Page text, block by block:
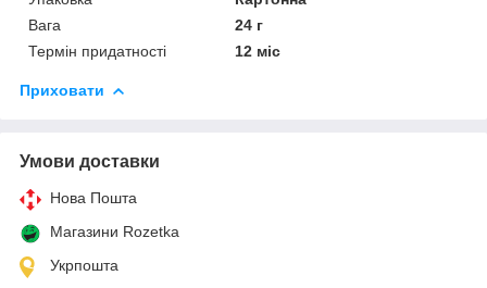
Вага
24 г
Термін придатності
12 міс
Приховати
Умови доставки
Нова Пошта
Магазини Rozetka
Укрпошта